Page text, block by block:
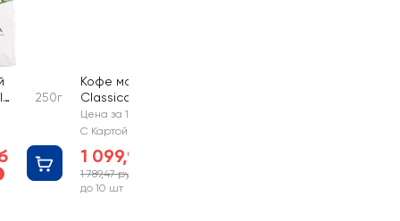
250г
Кофе молотый ILLY
Classico
Цена за 1 шт
С Картой №1
1 099,99 руб
1 789,47 руб
до 10 шт